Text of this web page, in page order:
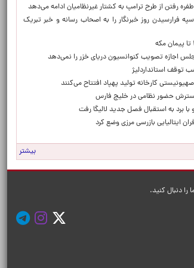
رفتن از طرح ترامپ به کشتار غیرنظامیان ادامه می‌دهد
فرارسیدن روز خبرنگار را به اصحاب رسانه و خبر تبریک
اجازه تصویب کنوانسیون دریای خزر را نمی‌دهد
توقف استانداردلیژ
کارخانه تولید پهپاد افتتاح می‌کنند
گسترش حضور نظامی در خلیج فارس
با برد به استقبال فصل جدید لالیگا رفت
ایتالیایی بازرسی مرزی وضع کرد
بیشتر
را دنبال کنید.